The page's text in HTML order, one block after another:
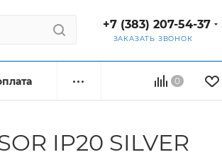
+7 (383) 207-54-37
ЗАКАЗАТЬ ЗВОНОК
0
IP20 SILVER